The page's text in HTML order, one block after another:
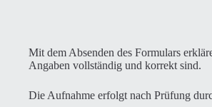
Mit dem Absenden des Formulars
Angaben vollständig und korrekt sind.
Die Aufnahme erfolgt nach Prüfung